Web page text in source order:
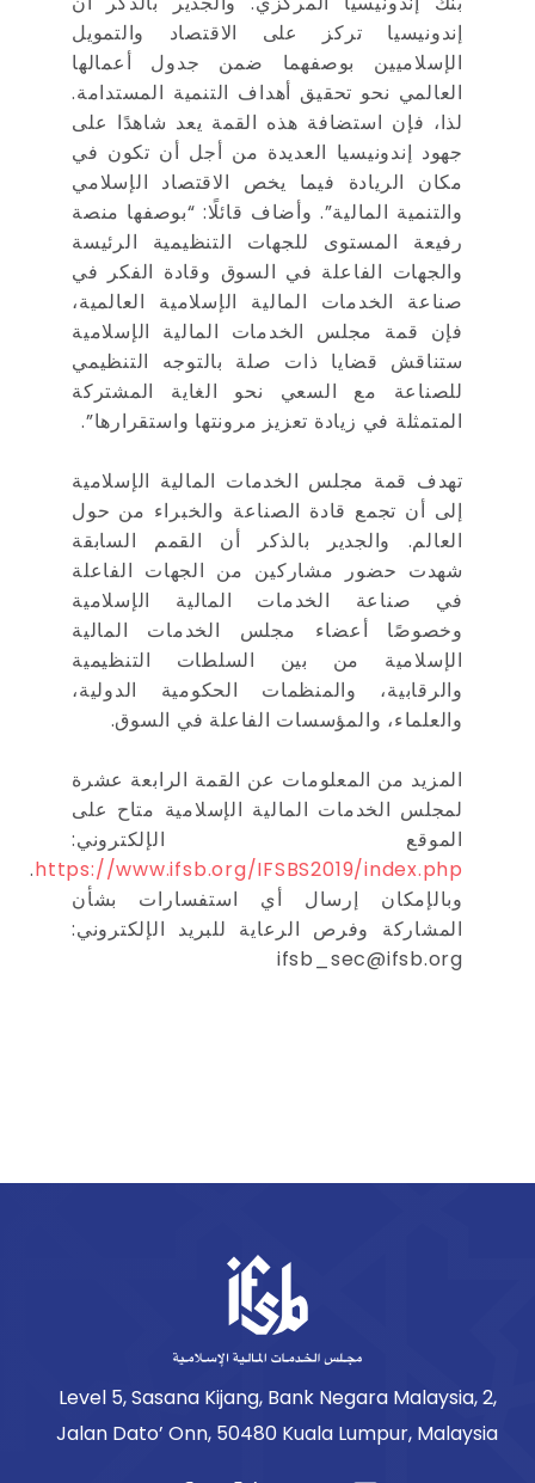
إندونيسيا تركز على الاقتصاد والتمويل
الإسلاميين بوصفهما ضمن جدول أعمالها
العالمي نحو تحقيق أهداف التنمية المستدامة.
لذا، فإن استضافة هذه القمة يعد شاهدًا على
جهود إندونيسيا العديدة من أجل أن تكون في
مكان الريادة فيما يخص الاقتصاد الإسلامي
والتنمية المالية”. وأضاف قائلًا: “بوصفها منصة
رفيعة المستوى للجهات التنظيمية الرئيسة
والجهات الفاعلة في السوق وقادة الفكر في
صناعة الخدمات المالية الإسلامية العالمية،
فإن قمة مجلس الخدمات المالية الإسلامية
ستناقش قضايا ذات صلة بالتوجه التنظيمي
للصناعة مع السعي نحو الغاية المشتركة
المتمثلة في زيادة تعزيز مرونتها واستقرارها”.
تهدف قمة مجلس الخدمات المالية الإسلامية
إلى أن تجمع قادة الصناعة والخبراء من حول
العالم. والجدير بالذكر أن القمم السابقة
شهدت حضور مشاركين من الجهات الفاعلة
في صناعة الخدمات المالية الإسلامية
وخصوصًا أعضاء مجلس الخدمات المالية
الإسلامية من بين السلطات التنظيمية
والرقابية، والمنظمات الحكومية الدولية،
والعلماء، والمؤسسات الفاعلة في السوق.
المزيد من المعلومات عن القمة الرابعة عشرة
لمجلس الخدمات المالية الإسلامية متاح على
الموقع الإلكتروني:
https://www.ifsb.org/IFSBS2019/index.php
.
وبالإمكان إرسال أي استفسارات بشأن
المشاركة وفرص الرعاية للبريد الإلكتروني:
ifsb_sec@ifsb.org
Level 5, Sasana Kijang, Bank Negara Malaysia, 2,
Jalan Dato’ Onn, 50480 Kuala Lumpur, Malaysia